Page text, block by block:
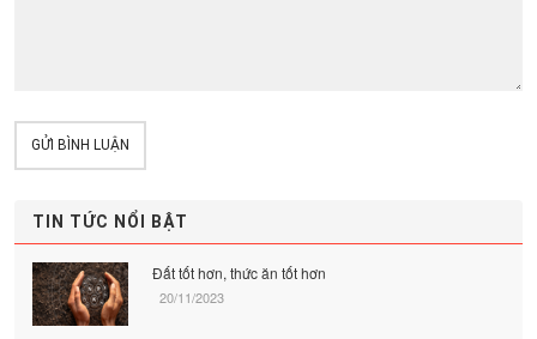
GỬI BÌNH LUẬN
TIN TỨC NỔI BẬT
Đất tốt hơn, thức ăn tốt hơn
20/11/2023